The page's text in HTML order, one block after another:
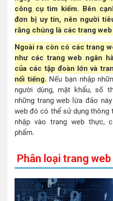
công cụ tìm kiếm. Bên
đơn bị uy tín, nên người
rằng chúng là các trang
Ngoài ra còn có các trang
như các trang web ngân
của các tập đoàn lớn và
nổi tiếng. Nếu bạn nhập
người dùng, mật khẩu, số
những trang web lừa đảo
web đó có thể sử dụng thông
nhập vào trang web thực,
phẩm.
Phân loại trang